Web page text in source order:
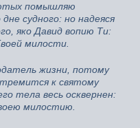
помышляю
судного: но надеяся
яко Давид вопию Ти:
милости.
жизни, потому
к святому
тела весь осквернен:
милостию.